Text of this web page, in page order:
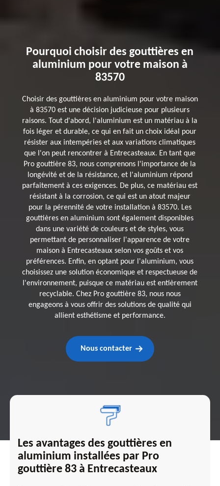
Pourquoi choisir des gouttières en
aluminium pour votre maison à
83570
Choisir des gouttières en aluminium pour votre maison
à 83570 est une décision judicieuse pour plusieurs
raisons. Tout d'abord, l'aluminium est un matériau à la
fois léger et durable, ce qui en fait un choix idéal pour
résister aux intempéries et aux variations climatiques
que l'on peut rencontrer à Entrecasteaux. En tant que
Pro gouttière 83, nous comprenons l'importance de la
longévité et de la résistance, et l'aluminium répond
parfaitement à ces exigences. De plus, ce matériau est
résistant à la corrosion, ce qui est un atout majeur
pour la pérennité de votre installation à 83570. Les
gouttières en aluminium sont également disponibles
dans une variété de couleurs et de styles, vous
permettant de personnaliser l'apparence de votre
maison à Entrecasteaux selon vos goûts et vos
préférences. Enfin, en optant pour l'aluminium, vous
choisissez une solution économique et respectueuse de
l'environnement, puisque ce matériau est entièrement
recyclable. Chez Pro gouttière 83, nous nous
engageons à vous offrir des solutions de qualité qui
allient esthétisme et performance.
Nous contacter
Les avantages des gouttières en
aluminium installées par Pro
gouttière 83 à Entrecasteaux